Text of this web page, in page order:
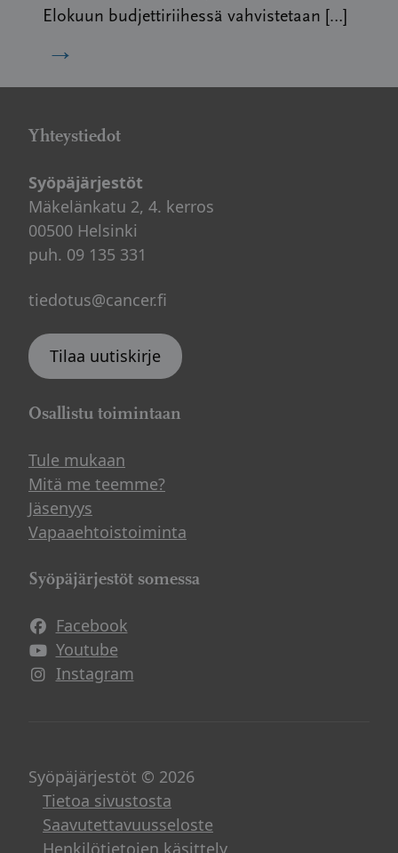
Elokuun budjettiriihessä vahvistetaan […]
→
Yhteystiedot
Syöpäjärjestöt
Mäkelänkatu 2, 4. kerros
00500 Helsinki
puh. 09 135 331
tiedotus@cancer.fi
Tilaa uutiskirje
Osallistu toimintaan
Tule mukaan
Mitä me teemme?
Jäsenyys
Vapaaehtoistoiminta
Syöpäjärjestöt somessa
Facebook
Avautuu uuteen ikkunaan
Youtube
Avautuu uuteen ikkunaan
Instagram
Avautuu uuteen ikkunaan
Syöpäjärjestöt © 2026
Tietoa sivustosta
Saavutettavuusseloste
Henkilötietojen käsittely